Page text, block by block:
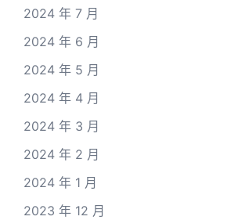
2024 年 7 月
2024 年 6 月
2024 年 5 月
2024 年 4 月
2024 年 3 月
2024 年 2 月
2024 年 1 月
2023 年 12 月